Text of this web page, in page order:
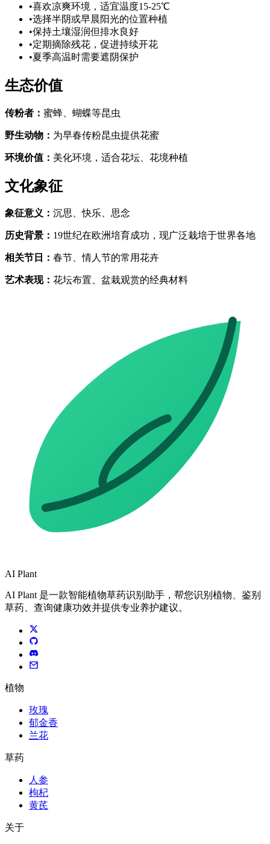
•喜欢凉爽环境，适宜温度15-25℃
•选择半阴或早晨阳光的位置种植
•保持土壤湿润但排水良好
•定期摘除残花，促进持续开花
•夏季高温时需要遮阴保护
生态价值
传粉者 ： 蜜蜂、蝴蝶等昆虫
野生动物 ： 为早春传粉昆虫提供花蜜
环境价值 ： 美化环境，适合花坛、花境种植
文化象征
象征意义 ： 沉思、快乐、思念
历史背景 ： 19世纪在欧洲培育成功，现广泛栽培于世界各地
相关节日 ： 春节、情人节的常用花卉
艺术表现： 花坛布置、盆栽观赏的经典材料
AI Plant
AI Plant 是一款智能植物草药识别助手，帮您识别植物、鉴别
草药、查询健康功效并提供专业养护建议。
植物
玫瑰
郁金香
兰花
草药
人参
枸杞
黄芪
关于